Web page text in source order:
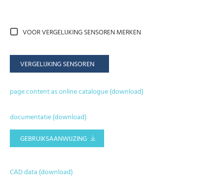
VOOR VERGELIJKING SENSOREN MERKEN
VERGELIJKING SENSOREN
page content as online catalogue (download)
documentatie (download)
GEBRUIKSAANWIJZING
CAD data (download)